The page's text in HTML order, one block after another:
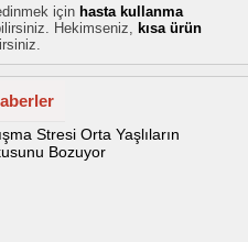
için hasta kullanma
Hekimseniz, kısa ürün
Stresi Orta Yaşlıların
Bozuyor